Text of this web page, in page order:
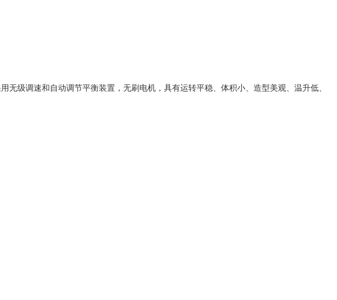
级调速和自动调节平衡装置，无刷电机，具有运转平稳、体积小、造型美观、温升低、